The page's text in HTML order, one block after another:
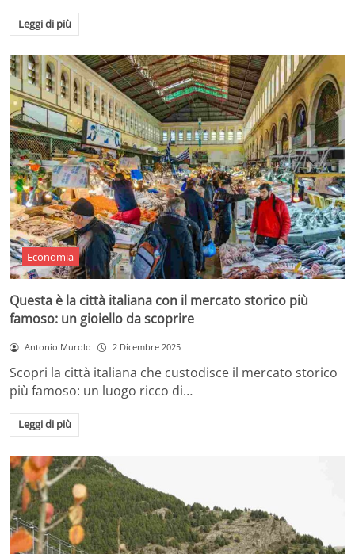
Leggi di più
Economia
Questa è la città italiana con il mercato storico più
famoso: un gioiello da scoprire
Antonio Murolo 2 Dicembre 2025
Scopri la città italiana che custodisce il mercato storico
più famoso: un luogo ricco di…
Leggi di più